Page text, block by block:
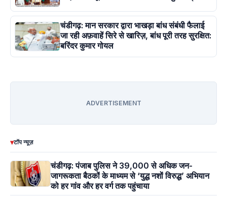
चंडीगढ़: मान सरकार द्वारा भाखड़ा बांध संबंधी फैलाई
जा रही अफ़वाहें सिरे से खारिज़, बांध पूरी तरह सुरक्षित:
बरिंदर कुमार गोयल
ADVERTISEMENT
▾टॉप न्यूज़
चंडीगढ़: पंजाब पुलिस ने 39,000 से अधिक जन-
जागरूकता बैठकों के माध्यम से ‘युद्ध नशों विरुद्ध’ अभियान
को हर गांव और हर वर्ग तक पहुंचाया